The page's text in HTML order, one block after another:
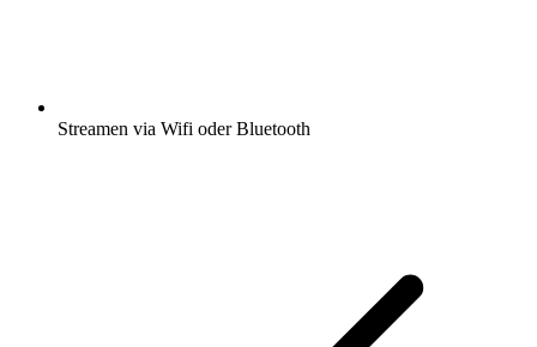
Streamen via Wifi oder Bluetooth